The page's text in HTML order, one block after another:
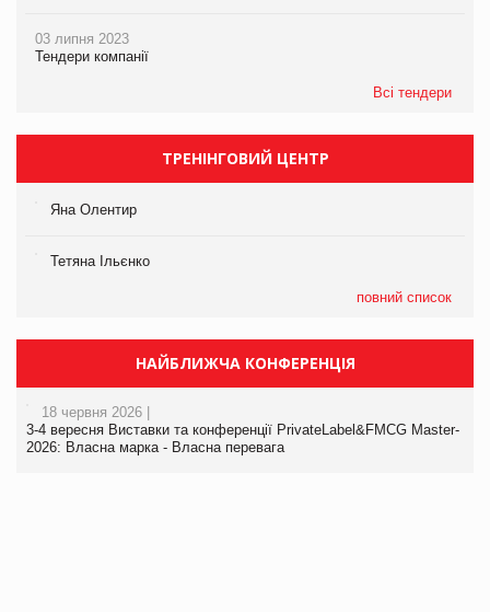
03 липня 2023
Тендери компанії
Всі тендери
ТРЕНІНГОВИЙ ЦЕНТР
Яна Олентир
Тетяна Ільєнко
повний список
НАЙБЛИЖЧА КОНФЕРЕНЦІЯ
18 червня 2026 |
3-4 вересня Виставки та конференції PrivateLabel&FMCG Master-
2026: Власна марка - Власна перевага